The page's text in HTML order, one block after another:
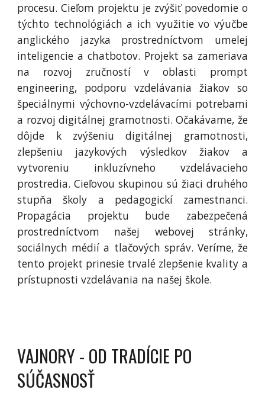
procesu. Cieľom projektu je zvýšiť povedomie o
týchto technológiách a ich využitie vo výučbe
anglického jazyka prostredníctvom umelej
inteligencie a chatbotov. Projekt sa zameriava
na rozvoj zručností v oblasti prompt
engineering, podporu vzdelávania žiakov so
špeciálnymi výchovno-vzdelávacími potrebami
a rozvoj digitálnej gramotnosti. Očakávame, že
dôjde k zvýšeniu digitálnej gramotnosti,
zlepšeniu jazykových výsledkov žiakov a
vytvoreniu inkluzívneho vzdelávacieho
prostredia. Cieľovou skupinou sú žiaci druhého
stupňa školy a pedagogickí zamestnanci.
Propagácia projektu bude zabezpečená
prostredníctvom našej webovej stránky,
sociálnych médií a tlačových správ. Veríme, že
tento projekt prinesie trvalé zlepšenie kvality a
prístupnosti vzdelávania na našej škole.
VAJNORY - OD TRADÍCIE PO
SÚČASNOSŤ